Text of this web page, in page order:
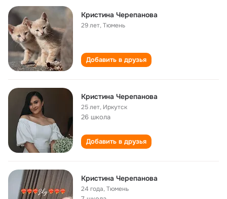
Кристина Черепанова
29 лет,Тюмень
Добавить в друзья
Кристина Черепанова
25 лет, Иркутск
26 школа
Добавить в друзья
Кристина Черепанова
24 года,Тюмень